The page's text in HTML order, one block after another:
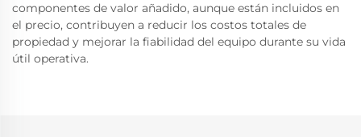
componentes de valor añadido, aunque están incluidos en
el precio, contribuyen a reducir los costos totales de
propiedad y mejorar la fiabilidad del equipo durante su vida
útil operativa.